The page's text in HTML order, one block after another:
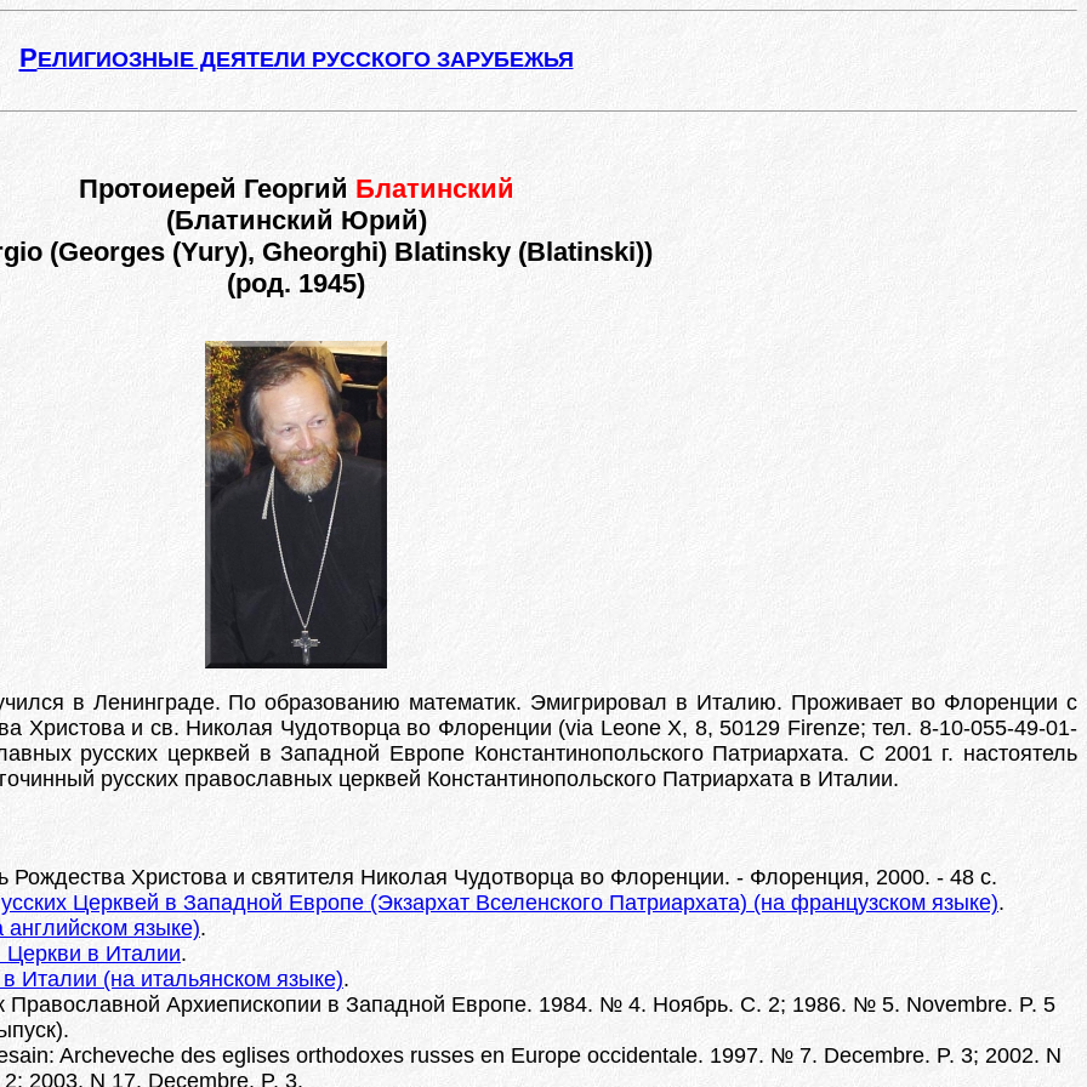
РЕЛИГИОЗНЫЕ ДЕЯТЕЛИ РУССКОГО ЗАРУБЕЖЬЯ
Протоиерей Георгий Блатинский
(Блатинский Юрий)
(Georges (Yury), Gheorghi) Blatinsky (Blatinski))
(род. 1945)
в Ленинграде. По образованию математик. Эмигрировал в Италию. Проживает во Флоренции с
Христова и св. Николая Чудотворца во Флоренции (via Leone X, 8, 50129 Firenze; тел. 8-10-055-49-01-
русских церквей в Западной Европе Константинопольского Патриархата. С 2001 г. настоятель
русских православных церквей Константинопольского Патриархата в Италии.
Христова и святителя Николая Чудотворца во Флоренции. - Флоренция, 2000. - 48 с.
Церквей в Западной Европе (Экзархат Вселенского Патриархата) (на французском языке).
языке).
Церкви в Италии.
Италии (на итальянском языке).
Православной Архиепископии в Западной Европе. 1984. № 4. Ноябрь. С. 2; 1986. № 5. Novembre. P. 5
Archeveche des eglises orthodoxes russes en Europe occidentale. 1997. № 7. Decembre. P. 3; 2002. N
2003. N 17. Decembre. P. 3.